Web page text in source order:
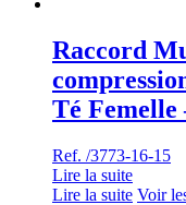
Raccord
Té Femelle
Ref. /3773-16-15
Lire la suite
Lire la suite Voir